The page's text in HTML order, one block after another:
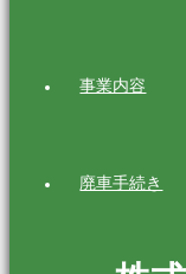
事業内容
廃車手続き